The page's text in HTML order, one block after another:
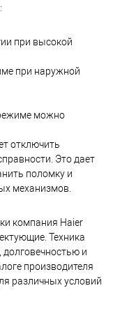
при высокой
при наружной
можно
отключить
Это дает
поломку и
механизмов.
компания Haier
Техника
и
производителя
различных условий